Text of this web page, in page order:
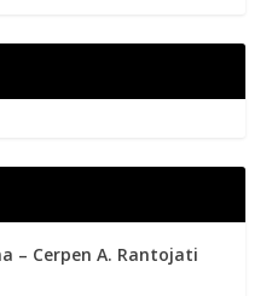
– Cerpen A. Rantojati